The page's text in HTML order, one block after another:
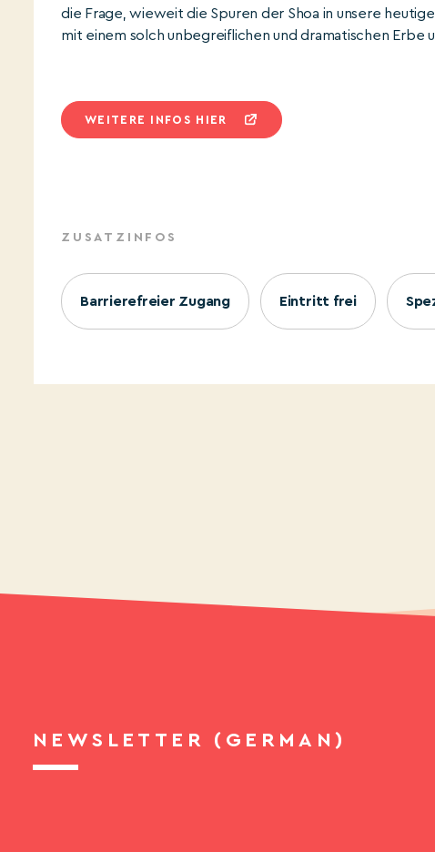
die Frage, wieweit die Spuren der Shoa in unsere
mit einem solch unbegreiflichen und dramatischen Erbe
WEITERE INFOS HIER
ZUSATZINFOS
Barrierefreier Zugang Eintritt frei
NEWSLETTER (GERMAN)